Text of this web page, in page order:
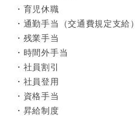
・育児休職
・通勤手当（交通費規定支給）
・残業手当
・時間外手当
・社員割引
・社員登用
・資格手当
・昇給制度